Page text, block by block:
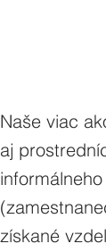
Naše viac
aj
získané